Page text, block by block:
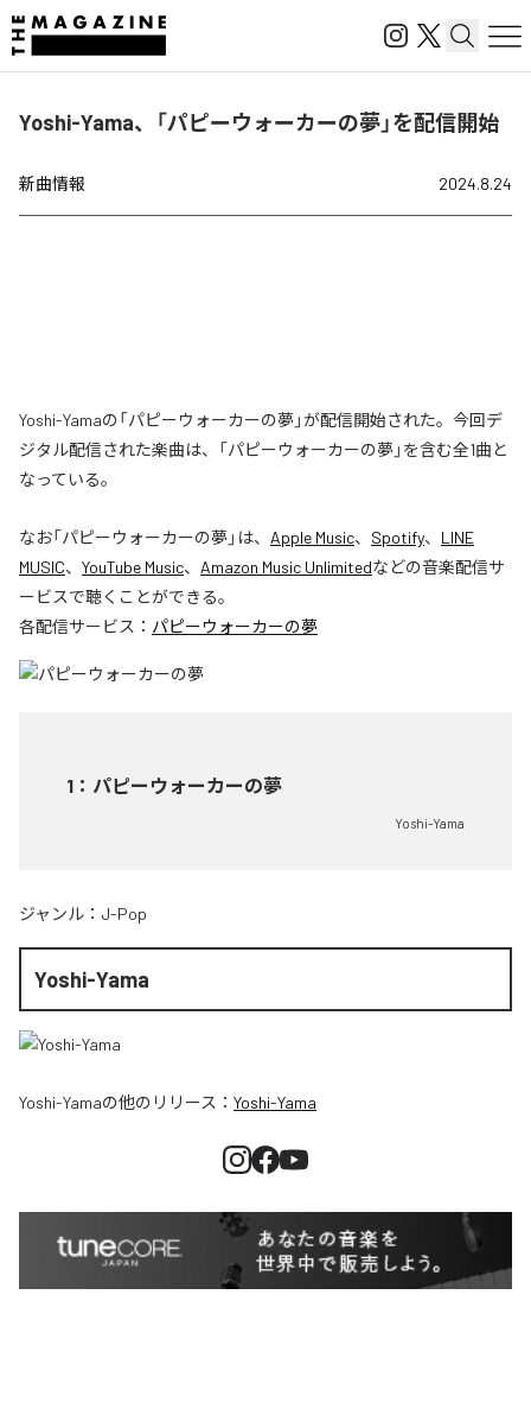
Yoshi-Yama、「パピーウォーカーの夢」を配信開始
新曲情報 2024.8.24
Yoshi-Yamaの「パピーウォーカーの夢」が配信開始された。今回デ
ジタル配信された楽曲は、「パピーウォーカーの夢」を含む全1曲と
なっている。
なお「パピーウォーカーの夢 」は、 Apple Music、 Spotify、 LINE
MUSIC、 YouTube Music、 Amazon Music Unlimitedなどの音楽配信サ
ービスで聴くことができる。
各配信サービス： パピーウォーカーの夢
1 ： パピーウォーカーの夢
Yoshi-Yama
ジャンル： J-Pop
Yoshi-Yama
Yoshi-Yamaの他のリリース： Yoshi-Yama